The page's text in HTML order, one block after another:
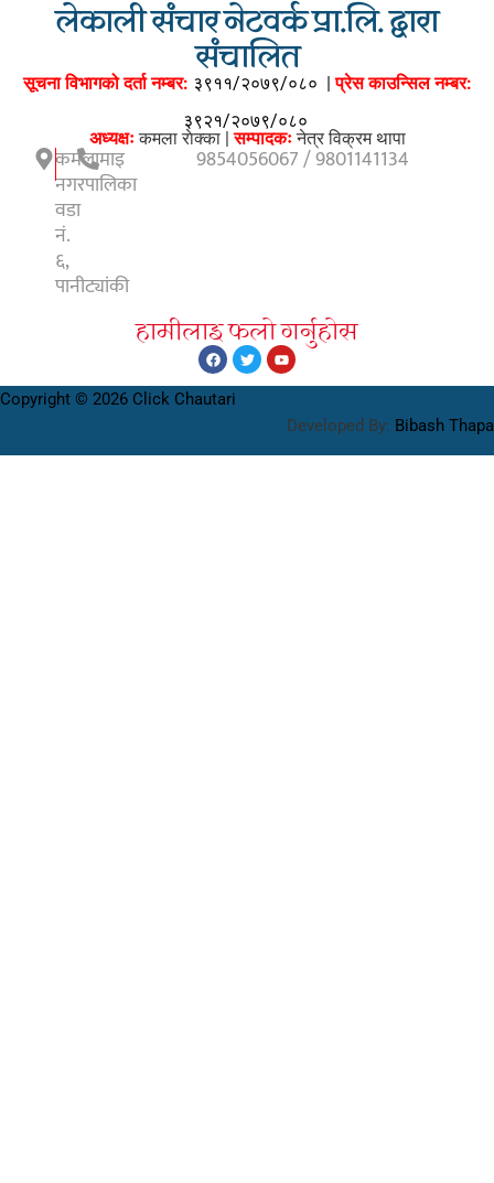
लेकाली संचार नेटवर्क प्रा.लि. द्वारा
संचालित
सूचना विभागको दर्ता नम्बर: ३९११/२०७९/०८० |प्रेस काउन्सिल नम्बर:
३९२१/२०७९/०८०
अध्यक्षःकमला राेक्का |सम्पादकःनेत्र विक्रम थापा
कमलामाइ
नगरपालिका
वडा
नं.
६,
पानीट्यांकी
9854056067 / 9801141134
हामीलाइ फलाे गर्नुहाेस
Copyright © 2026 Click Chautari
Developed By: Bibash Thapa